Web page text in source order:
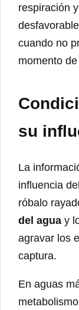
respiración
cuando no
momento
su
La
influencia
róbalo
del agua y
agravar los
captura.
En aguas